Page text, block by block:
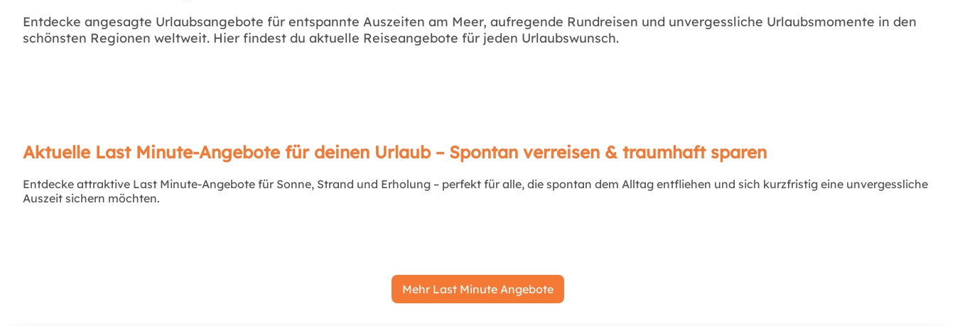
Entdecke angesagte Urlaubsangebote für entspannte Auszeiten am Meer, aufregende Rundreisen und unvergessliche Urlaubsmomente in den
schönsten Regionen weltweit. Hier findest du aktuelle Reiseangebote für jeden Urlaubswunsch.
Aktuelle Last Minute-Angebote für deinen Urlaub – Spontan verreisen & traumhaft sparen
Entdecke attraktive Last Minute-Angebote für Sonne, Strand und Erholung – perfekt für alle, die spontan dem Alltag entfliehen und sich kurzfristig eine unvergessliche
Auszeit sichern möchten.
Mehr Last Minute Angebote